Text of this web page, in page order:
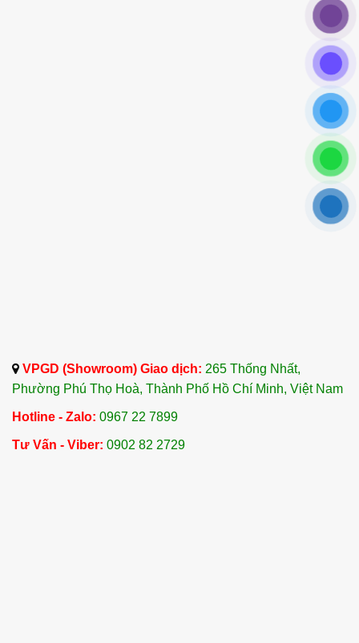
VPGD (Showroom) Giao dịch: 265 Thống Nhất,
Phường Phú Thọ Hoà, Thành Phố Hồ Chí Minh, Việt Nam
Hotline - Zalo: 0967 22 7899
Tư Vấn - Viber: 0902 82 2729